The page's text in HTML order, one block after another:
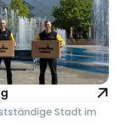
Stadt im